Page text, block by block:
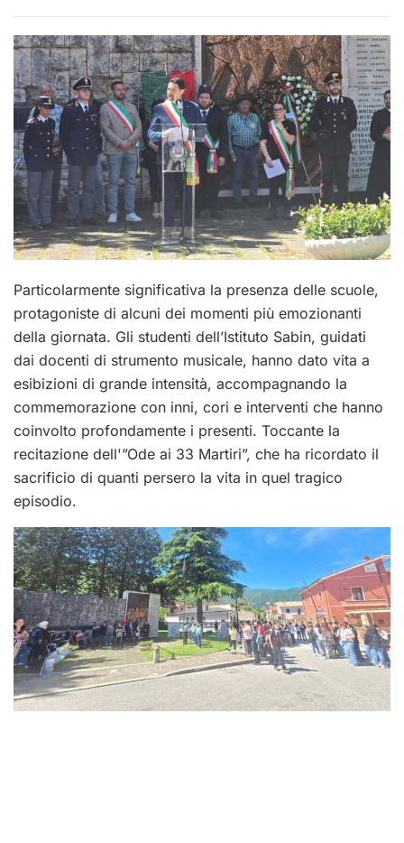
Particolarmente significativa la presenza delle scuole,
protagoniste di alcuni dei momenti più emozionanti
della giornata. Gli studenti dell’Istituto Sabin, guidati
dai docenti di strumento musicale, hanno dato vita a
esibizioni di grande intensità, accompagnando la
commemorazione con inni, cori e interventi che hanno
coinvolto profondamente i presenti. Toccante la
recitazione dell'”Ode ai 33 Martiri”, che ha ricordato il
sacrificio di quanti persero la vita in quel tragico
episodio.